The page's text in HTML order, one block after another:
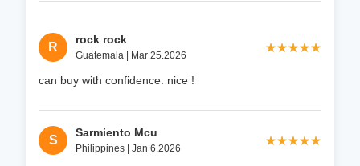
R
rock rock
Guatemala | Mar 25.2026
★★★★★
★★★★★
can buy with confidence. nice !
S
Sarmiento Mcu
Philippines | Jan 6.2026
★★★★★
★★★★★